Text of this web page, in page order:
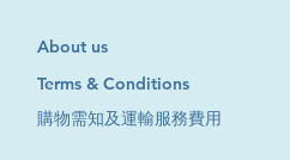
About us
Terms & Conditions
購物需知及運輸服務費用